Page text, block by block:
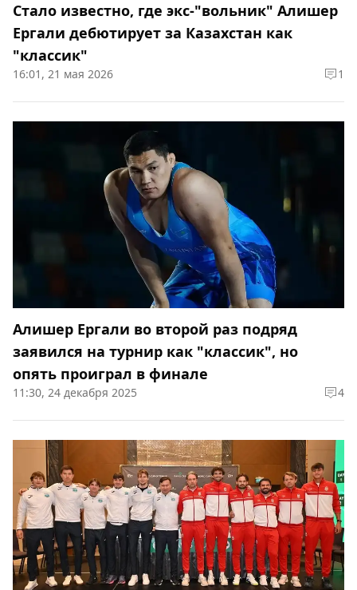
Стало известно, где экс-"вольник" Алишер
Ергали дебютирует за Казахстан как
"классик"
16:01, 21 мая 2026 1
Алишер Ергали во второй раз подряд
заявился на турнир как "классик", но
опять проиграл в финале
11:30, 24 декабря 2025 4